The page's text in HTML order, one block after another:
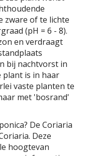
zware of te lichte
(pH = 6 - 8).
en verdraagt
bij nachtvorst in
plant is in haar
vaste planten te
met 'bosrand'
De Coriaria
Deze
hoogtevan